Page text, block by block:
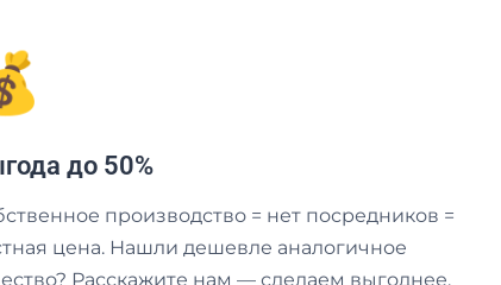
до 50%
производство = нет посредников =
цена. Нашли дешевле аналогичное
Расскажите нам — сделаем выгоднее.